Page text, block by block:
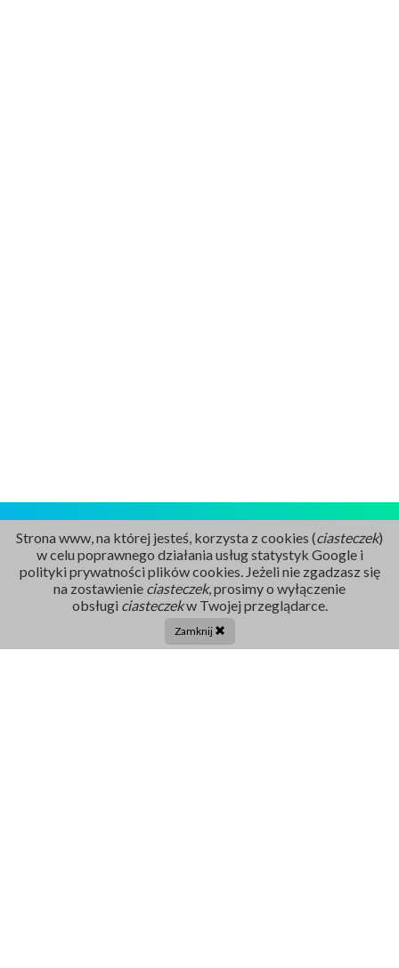
Rejestracja
Tel. centrala:
Strona www, na której jesteś, korzysta z cookies (ciasteczek)
w celu poprawnego działania usług statystyk Google i
polityki prywatności plików cookies. Jeżeli nie zgadzasz się
na zostawienie ciasteczek, prosimy o wyłączenie
obsługi ciasteczekw Twojej przeglądarce.
Zamknij